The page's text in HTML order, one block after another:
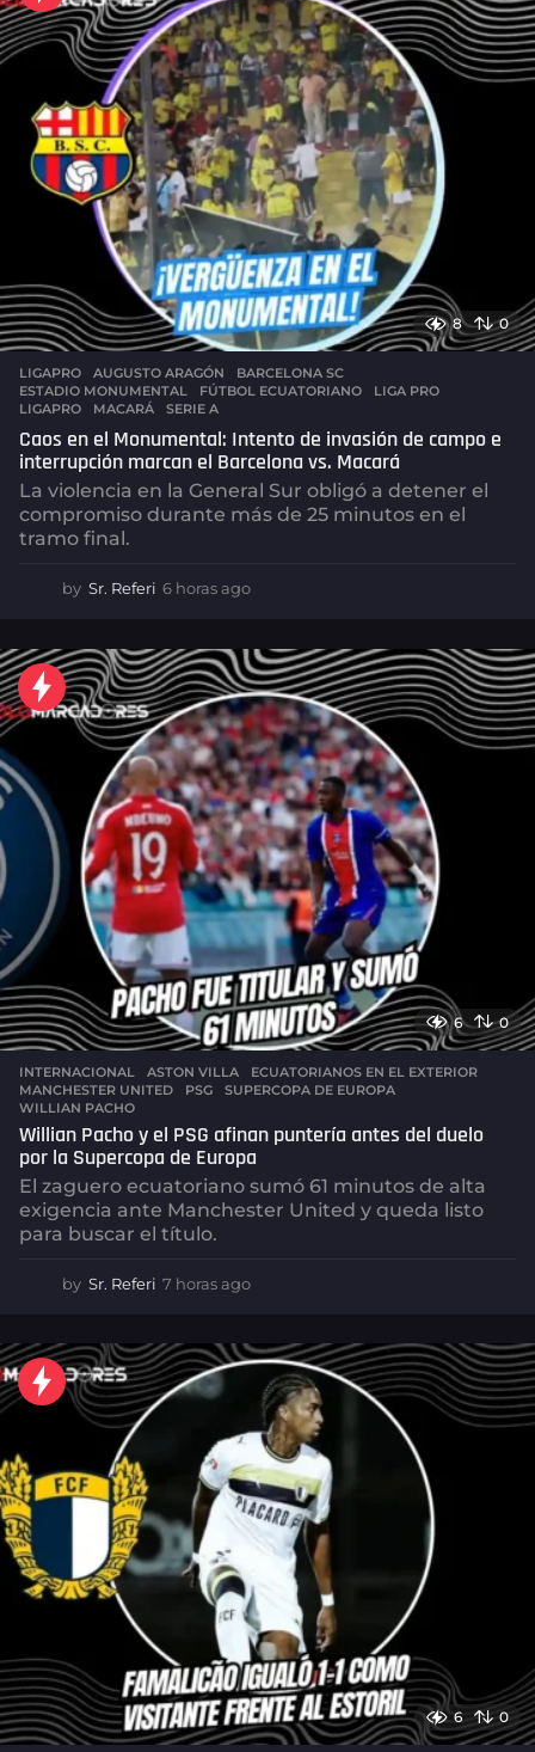
a
g
o
8 0
LIGAPRO AUGUSTO ARAGÓN ,BARCELONA SC
ESTADIO MONUMENTAL
,FÚTBOL ECUATORIANO ,LIGA PRO
LIGAPRO
,MACARÁ ,SERIE A
Caos en el Monumental: Intento de invasión de campo e
interrupción marcan el Barcelona vs. Macará
La violencia en la General Sur obligó a detener el
compromiso durante más de 25 minutos en el
tramo final.
by Sr. Referi 6 horas ago
r
a
s
a
g
o
6 0
INTERNACIONAL ASTON VILLA ,ECUATORIANOS EN EL EXTERIOR
MANCHESTER UNITED
,PSG ,SUPERCOPA DE EUROPA
WILLIAN PACHO
Willian Pacho y el PSG afinan puntería antes del duelo
por la Supercopa de Europa
El zaguero ecuatoriano sumó 61 minutos de alta
exigencia ante Manchester United y queda listo
para buscar el título.
by Sr. Referi 7 horas ago
r
g
o
6 0